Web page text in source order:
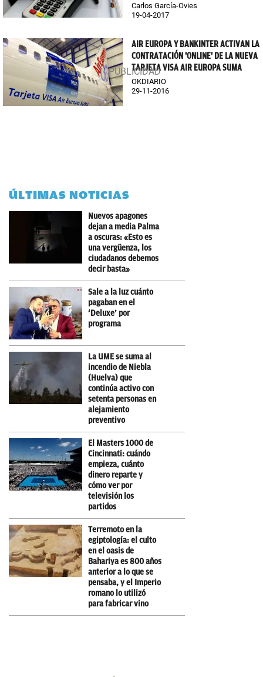
Carlos García-Ovies
19-04-2017
AIR EUROPA Y BANKINTER ACTIVAN LA
CONTRATACIÓN 'ONLINE' DE LA NUEVA
TARJETA VISA AIR EUROPA SUMA
OKDIARIO
29-11-2016
ÚLTIMAS NOTICIAS
Nuevos apagones
dejan a media Palma
a oscuras: «Esto es
una vergüenza, los
ciudadanos debemos
decir basta»
Sale a la luz cuánto
pagaban en el
‘Deluxe’ por
programa
La UME se suma al
incendio de Niebla
(Huelva) que
continúa activo con
setenta personas en
alejamiento
preventivo
El Masters 1000 de
Cincinnati: cuándo
empieza, cuánto
dinero reparte y
cómo ver por
televisión los
partidos
Terremoto en la
egiptología: el culto
en el oasis de
Bahariya es 800 años
anterior a lo que se
pensaba, y el Imperio
romano lo utilizó
para fabricar vino